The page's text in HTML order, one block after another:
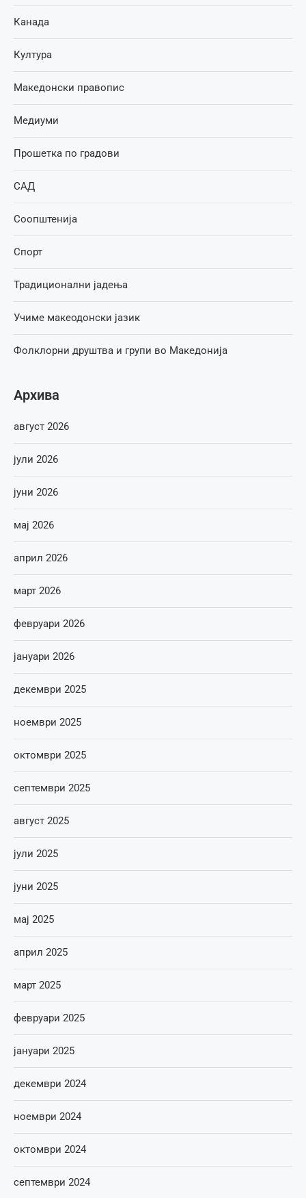
Канада
Култура
Македонски правопис
Медиуми
Прошетка по градови
САД
Соопштенија
Спорт
Традиционални јадења
Учиме макеодонски јазик
Фолклорни друштва и групи во Македонија
Архива
август 2026
јули 2026
јуни 2026
мај 2026
април 2026
март 2026
февруари 2026
јануари 2026
декември 2025
ноември 2025
октомври 2025
септември 2025
август 2025
јули 2025
јуни 2025
мај 2025
април 2025
март 2025
февруари 2025
јануари 2025
декември 2024
ноември 2024
октомври 2024
септември 2024